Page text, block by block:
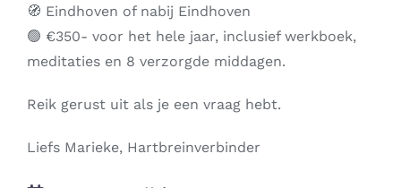
🧭 Eindhoven of nabij Eindhoven
🟢 €350- voor het hele jaar, inclusief werkboek,
meditaties en 8 verzorgde middagen.
Reik gerust uit als je een vraag hebt.
Liefs Marieke, Hartbreinverbinder